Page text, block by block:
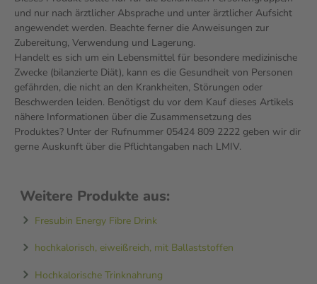
und nur nach ärztlicher Absprache und unter ärztlicher Aufsicht
angewendet werden. Beachte ferner die Anweisungen zur
Zubereitung, Verwendung und Lagerung.
Handelt es sich um ein Lebensmittel für besondere medizinische
Zwecke (bilanzierte Diät), kann es die Gesundheit von Personen
gefährden, die nicht an den Krankheiten, Störungen oder
Beschwerden leiden. Benötigst du vor dem Kauf dieses Artikels
nähere Informationen über die Zusammensetzung des
Produktes? Unter der Rufnummer 05424 809 2222 geben wir dir
gerne Auskunft über die Pflichtangaben nach LMIV.
Weitere Produkte aus:
Fresubin Energy Fibre Drink
hochkalorisch, eiweißreich, mit Ballaststoffen
Hochkalorische Trinknahrung